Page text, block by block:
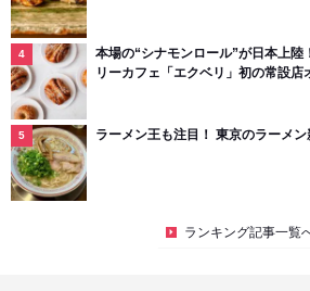
本場の“シナモンロール”が日本上陸
リーカフェ「エクベリ」初の常設店
ラーメン王も注目！ 東京のラーメ
ランキング記事一覧